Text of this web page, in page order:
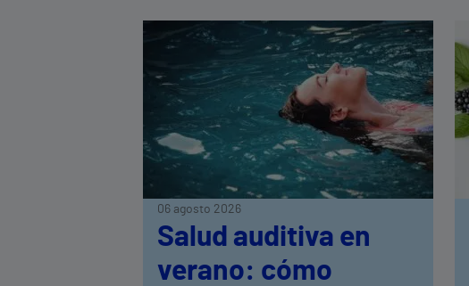
06 agosto 2026
Salud auditiva en
verano: cómo